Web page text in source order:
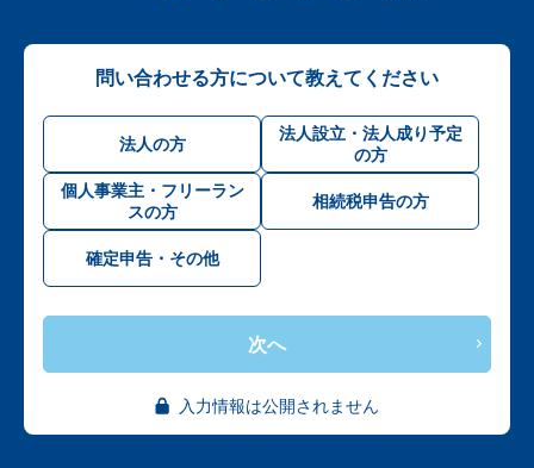
問い合わせる方について教えてください
法人の方
法人設立・法人成り予定
の方
個人事業主・フリーラン
スの方
相続税申告の方
確定申告・その他
次へ
入力情報は公開されません